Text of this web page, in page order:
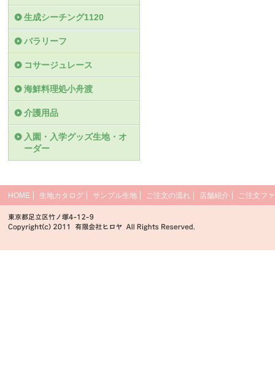
生成シーチング1120
バラリーフ
コサージュレース
海鮮料理処小舟渡
介護用品
入園・入学グッズ生地・オ
ーダー
HOME 生地カタログ サンプル生地 ご注文の流れ 店舗紹介 ご注文フ